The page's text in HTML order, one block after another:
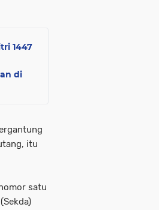
1447
di
itu
satu